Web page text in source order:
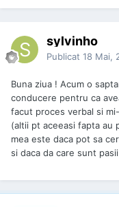
sylvinho
Publicat 18 Mai,
Buna ziua ! Acum o
conducere pentru ca
facut proces verbal si
(altii pt aceeasi fapta au
mea este daca pot sa
si daca da care sunt